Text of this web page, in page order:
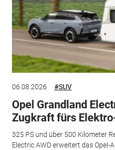
06.08.2026 #SUV
Opel Grandland
Zugkraft fürs
325 PS und über 500 Kilometer
Electric AWD erweitert das Opel-